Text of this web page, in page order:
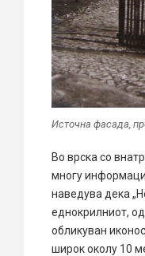
Источна фасада,
Во врска со
многу
наведува дека
еднокрилниот,
обликуван
широк околу 10